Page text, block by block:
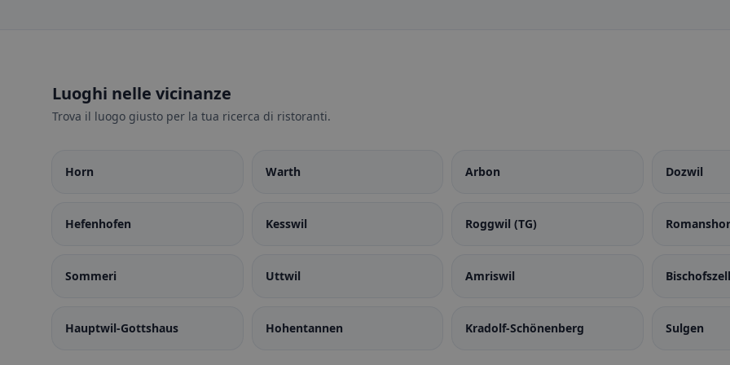
Luoghi nelle vicinanze
Trova il luogo giusto per la tua ricerca di ristoranti.
Horn Warth Arbon Dozwil
Hefenhofen Kesswil Roggwil (TG)
Sommeri Uttwil Amriswil Bischofszell
Hauptwil-Gottshaus Hohentannen Kradolf-Schönenberg Sulgen